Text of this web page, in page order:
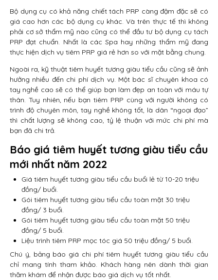
Bộ dụng cụ có khả năng chiết tách PRP càng đậm đặc sẽ có
giá cao hơn các bộ dụng cụ khác. Và trên thực tế thì không
phải cơ sở thẩm mỹ nào cũng có thể đầu tư bộ dụng cụ tách
PRP đạt chuẩn. Nhất là các Spa hay những thẩm mỹ đang
thực hiện dịch vụ tiêm PRP giá rẻ hơn so với mặt bằng chung.
Ngoài ra, kỹ thuật tiêm huyết tương giàu tiểu cầu cũng sẽ ảnh
hưởng nhiều đến chi phí dịch vụ. Một bác sĩ chuyên khoa có
tay nghề cao sẽ có thể giúp bạn làm đẹp an toàn với máu tự
thân. Tuy nhiên, nếu bạn tiêm PRP cùng với người không có
trình độ chuyên môn, tay nghề không tốt, là dân “ngoại đạo”
thì chất lượng sẽ không cao, tỷ lệ thuận với mức chi phí mà
bạn đã chi trả.
Báo giá tiêm huyết tương giàu tiểu cầu
mới nhất năm 2022
Giá tiêm huyết tương giàu tiểu cầu buổi lẻ từ 10-20 triệu
đồng/ buổi.
Gói tiêm huyết tương giàu tiểu cầu toàn mặt 30 triệu
đồng/ 3 buổi.
Gói tiêm huyết tương giàu tiểu cầu toàn mặt 50 triệu
đồng/ 5 buổi.
Liệu trình tiêm PRP mọc tóc giá 50 triệu đồng/ 5 buổi.
Chú ý, bảng báo giá chi phí tiêm huyết tương giàu tiểu cầu
chỉ mang tính tham khảo. Khách hàng nên dành thời gian
thăm khám để nhận được báo giá dịch vụ tốt nhất.